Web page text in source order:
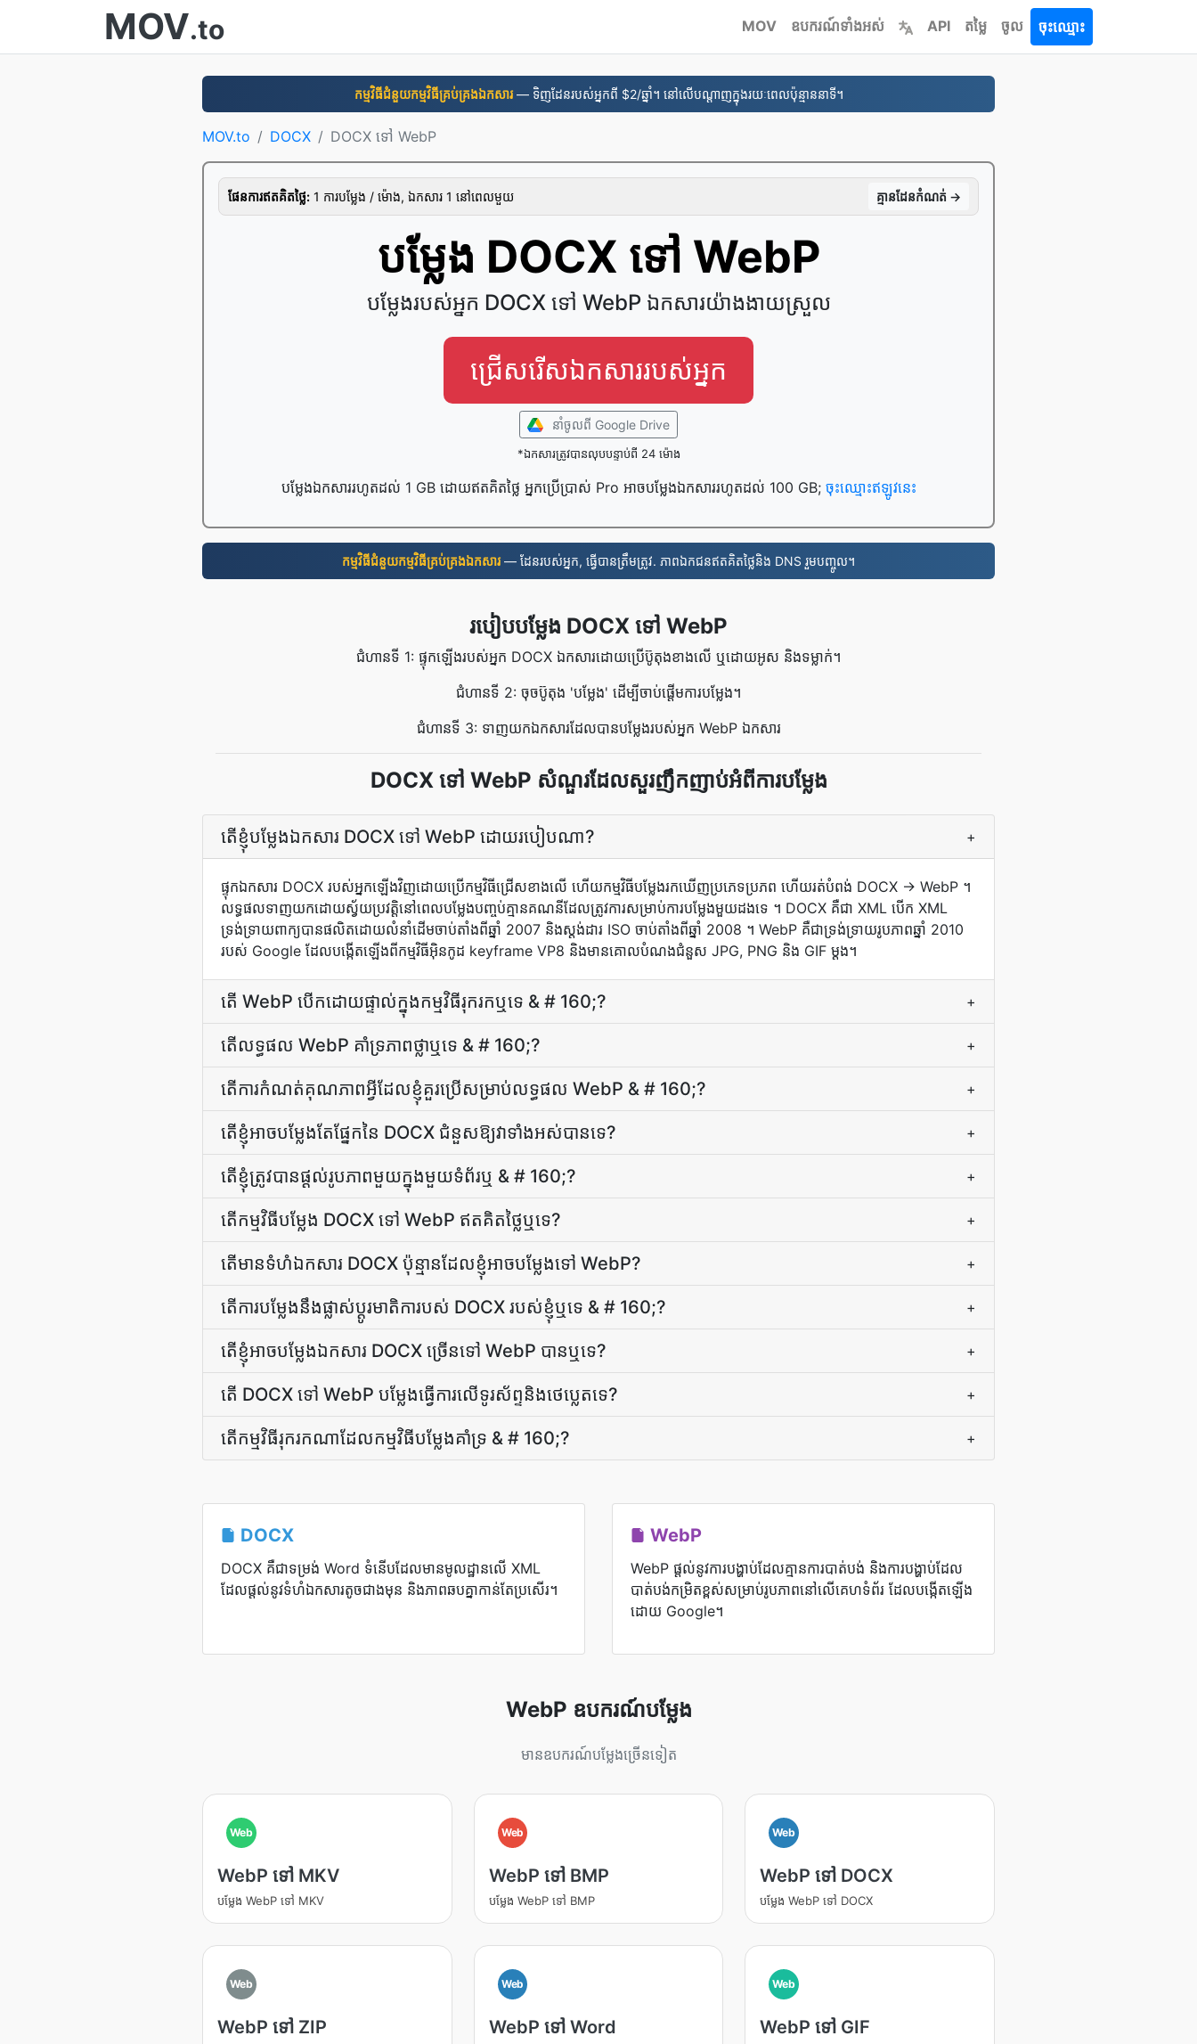
MOV.to MOV ឧបករណ៍ទាំងអស់ API តម្លៃ ចូល ចុះឈ្មោះ
កម្មវិធី​ជំនួយ​កម្មវិធី​គ្រប់គ្រង​ឯកសារ— ទិញដែនរបស់អ្នកពី $2/ឆ្នាំ។ នៅលើបណ្តាញក្នុងរយៈពេលប៉ុន្មាននាទី។
MOV.to DOCX DOCX ទៅ WebP
ផែនការ​ឥត​គិត​ថ្លៃ: 1 ការ​បម្លែង / ម៉ោង, ឯកសារ 1 នៅ​ពេល​មួយ គ្មាន​ដែន​កំណត់ →
បម្លែង DOCX ទៅ WebP
បម្លែងរបស់អ្នក DOCX ទៅ WebP ឯកសារយ៉ាងងាយស្រួល
ជ្រើសរើសឯកសាររបស់អ្នក
នាំចូល​ពី Google Drive
*ឯកសារត្រូវបានលុបបន្ទាប់ពី 24 ម៉ោង
បម្លែងឯកសាររហូតដល់ 1 GB ដោយឥតគិតថ្លៃ អ្នកប្រើប្រាស់ Pro អាចបម្លែងឯកសាររហូតដល់ 100 GB; ចុះឈ្មោះឥឡូវនេះ
កម្មវិធី​ជំនួយ​កម្មវិធី​គ្រប់គ្រង​ឯកសារ— ដែនរបស់អ្នក, ធ្វើបានត្រឹមត្រូវ. ភាពឯកជនឥតគិតថ្លៃនិង DNS រួមបញ្ចូល។
របៀបបម្លែង DOCX ទៅ WebP
ជំហានទី 1: ផ្ទុកឡើងរបស់អ្នក DOCX ឯកសារដោយប្រើប៊ូតុងខាងលើ ឬដោយអូស និងទម្លាក់។
ជំហានទី 2: ចុចប៊ូតុង 'បម្លែង' ដើម្បីចាប់ផ្តើមការបម្លែង។
ជំហានទី 3: ទាញយកឯកសារដែលបានបម្លែងរបស់អ្នក WebP ឯកសារ
DOCX ទៅ WebP សំណួរដែលសួរញឹកញាប់អំពីការបម្លែង
តើ​ខ្ញុំ​បម្លែង​ឯកសារ DOCX ទៅ WebP ដោយ​របៀប​ណា? +
ផ្ទុក​ឯកសារ DOCX របស់អ្នក​ឡើង​វិញ​ដោយ​ប្រើ​កម្មវិធី​ជ្រើស​ខាង​លើ ហើយ​កម្មវិធី​បម្លែង​រកឃើញ​ប្រភេទ​ប្រភព ហើយ​រត់​បំពង់ DOCX → WebP ។
លទ្ធផល​ទាញយក​ដោយ​ស្វ័យប្រវត្តិ​នៅពេល​បម្លែង​បញ្ចប់​គ្មាន​គណនី​ដែល​ត្រូវការ​សម្រាប់​ការ​បម្លែង​មួយ​ដង​ទេ ។ DOCX គឺជា XML បើក XML
ទ្រង់ទ្រាយពាក្យបានផលិតដោយលំនាំដើមចាប់តាំងពីឆ្នាំ 2007 និងស្តង់ដារ ISO ចាប់តាំងពីឆ្នាំ 2008 ។ WebP គឺជាទ្រង់ទ្រាយរូបភាពឆ្នាំ 2010
របស់ Google ដែលបង្កើតឡើងពីកម្មវិធីអ៊ិនកូដ keyframe VP8 និងមានគោលបំណងជំនួស JPG, PNG និង GIF ម្តង។
តើ WebP បើក​ដោយ​ផ្ទាល់​ក្នុង​កម្មវិធី​រុករក​ឬ​ទេ & # 160;? +
តើ​លទ្ធផល WebP គាំទ្រ​ភាព​ថ្លា​ឬ​ទេ & # 160;? +
តើ​ការ​កំណត់​គុណភាព​អ្វី​ដែល​ខ្ញុំ​គួរ​ប្រើ​សម្រាប់​លទ្ធផល WebP & # 160;? +
តើខ្ញុំអាចបម្លែងតែផ្នែកនៃ DOCX ជំនួសឱ្យវាទាំងអស់បានទេ? +
តើ​ខ្ញុំ​ត្រូវ​បាន​ផ្ដល់​រូបភាព​មួយ​ក្នុង​មួយ​ទំព័រ​ឬ & # 160;? +
តើ​កម្មវិធី​បម្លែង DOCX ទៅ WebP ឥតគិតថ្លៃ​ឬទេ? +
តើមានទំហំឯកសារ DOCX ប៉ុន្មានដែលខ្ញុំអាចបម្លែងទៅ WebP? +
តើ​ការ​បម្លែង​នឹង​ផ្លាស់ប្ដូរ​មាតិកា​របស់ DOCX របស់​ខ្ញុំ​ឬទេ & # 160;? +
តើ​ខ្ញុំ​អាច​បម្លែង​ឯកសារ DOCX ច្រើន​ទៅ WebP បាន​ឬ​ទេ? +
តើ DOCX ទៅ WebP បម្លែងធ្វើការលើទូរស័ព្ទនិងថេប្លេតទេ? +
តើ​កម្មវិធី​រុករក​ណា​ដែល​កម្មវិធី​បម្លែង​គាំទ្រ & # 160;? +
DOCX
DOCX គឺជាទម្រង់ Word ទំនើបដែលមានមូលដ្ឋានលើ XML
ដែលផ្តល់នូវទំហំឯកសារតូចជាងមុន និងភាពឆបគ្នាកាន់តែប្រសើរ។
WebP
WebP ផ្តល់នូវការបង្ហាប់ដែលគ្មានការបាត់បង់ និងការបង្ហាប់ដែល
បាត់បង់កម្រិតខ្ពស់សម្រាប់រូបភាពនៅលើគេហទំព័រ ដែលបង្កើតឡើង
ដោយ Google។
WebP ឧបករណ៍បម្លែង
មានឧបករណ៍បម្លែងច្រើនទៀត
Web
WebP ទៅ MKV
បម្លែង WebP ទៅ MKV
Web
WebP ទៅ BMP
បម្លែង WebP ទៅ BMP
Web
WebP ទៅ DOCX
បម្លែង WebP ទៅ DOCX
Web
WebP ទៅ ZIP
Web
WebP ទៅ Word
Web
WebP ទៅ GIF